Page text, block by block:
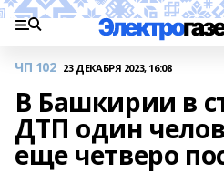
ЧП 102 23 ДЕКАБРЯ 2023, 16:08
В Башкирии в
ДТП один
еще четверо